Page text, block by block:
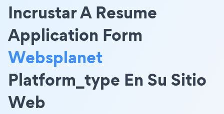
Incrustar A Resume
Application Form
Websplanet
Platform_type En Su Sitio
Web